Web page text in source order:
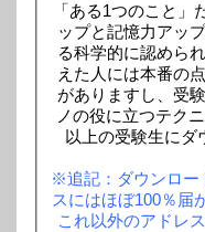
「ある1つのこと
ップと記憶力アッ
る科学的に認めら
えた人には本番の
がありますし、受
ノの役に立つテク
以上の受験生にダ
※追記：ダウンロー
スにはほぼ100％届
これ以外のアドレ